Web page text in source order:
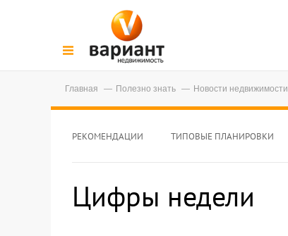
Главная Полезно знать Новости недвижимости
РЕКОМЕНДАЦИИ ТИПОВЫЕ ПЛАНИРОВКИ
Цифры недели